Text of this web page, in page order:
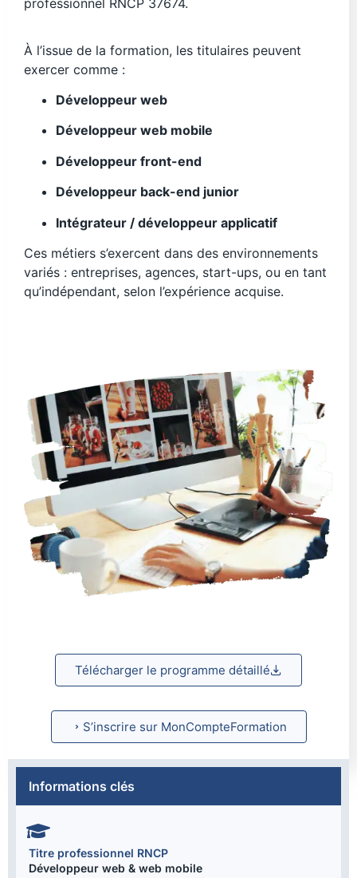
professionnel RNCP 37674.
À l’issue de la formation, les titulaires peuvent
exercer comme :
Développeur web
Développeur web mobile
Développeur front-end
Développeur back-end junior
Intégrateur / développeur applicatif
Ces métiers s’exercent dans des environnements
variés : entreprises, agences, start-ups, ou en tant
qu’indépendant, selon l’expérience acquise.
Télécharger le programme détaillé
S’inscrire sur MonCompteFormation
Informations clés
Titre professionnel RNCP
Développeur web & web mobile